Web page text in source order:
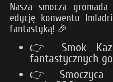
Nasza smocza
edycję konwentu
fantastyką! 🎉
👉 Smok
fantastycznych
👉 Smoczyca